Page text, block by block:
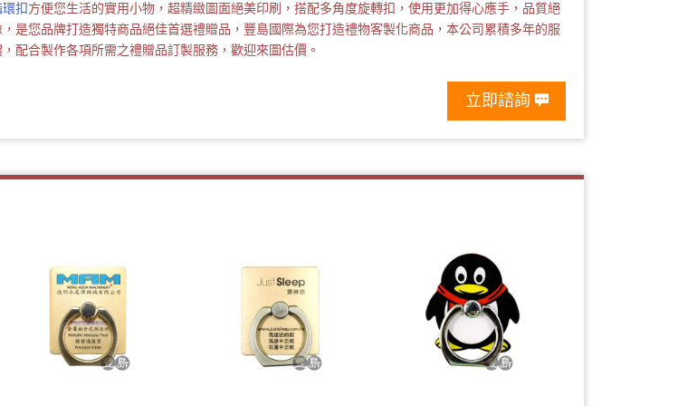
扣方便您生活的實用小物，超精緻圖面絕美印刷，搭配多角度旋轉扣，使用更加得心應手，品質絕
是您品牌打造獨特商品絕佳首選禮贈品，豐島國際為您打造禮物客製化商品，本公司累積多年的服
配合製作各項所需之禮贈品訂製服務，歡迎來圖估價。
立即諮詢